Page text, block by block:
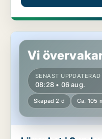
Lägenhet i Sundsvall
Vi
SENAST UPPDATERAD
08:28 • 06 aug.
Skapad 2 d Ca. 105